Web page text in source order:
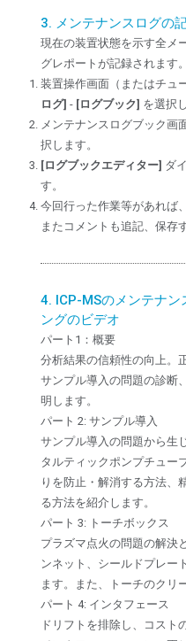
3. メンテナンスログの
現在の装置状態を示す全メ
グレポートが記録されます。
装置操作画面（またはチュ
ログ] - [ログブック] を選択
メンテナンスログブック画
択します。
[ログブックエディター] ダ
す。
今回行った作業等があれば
またコメントも追記、保存
4. ICP-MSのメンテナン
ングのビデオ
パート1：概要
分析結果の信頼性の向上。
サンプル導入の問題の診断
明します。
パート 2: サンプル導入
サンプル導入の問題から生
タルティックポンプチュー
りを防止・解消する方法、
る方法を紹介します。
パート 3: トーチボックス
プラズマ点火の問題の解決
ンネット、シールドプレー
ます。また、トーチのクリ
パート 4: インタフェース
ドリフトを排除し、コスト